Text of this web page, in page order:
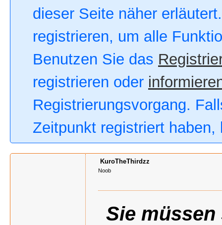
dieser Seite näher
registrieren, um alle
Benutzen Sie das
registrieren oder
Registrierungsvorgang.
Zeitpunkt registriert
KuroTheThirdzz
Noob
Sie